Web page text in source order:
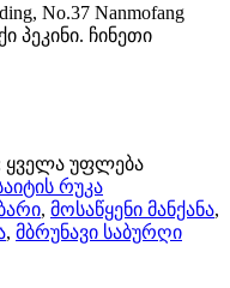
No.37 Nanmofang
პეკინი. ჩინეთი
ყველა უფლება
რუკა
, მოსაწყენი მანქანა,
, მბრუნავი საბურღი